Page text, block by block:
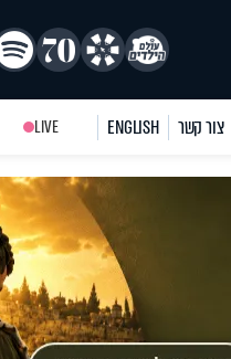
צור קשר ENGLISH
LIVE